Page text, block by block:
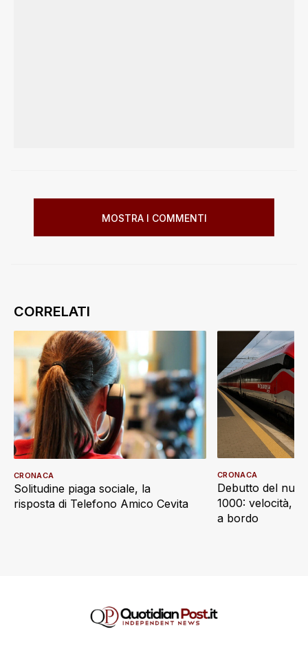
MOSTRA I COMMENTI
Solitudine piaga sociale, la
risposta di Telefono Amico Cevita
CRONACA
Debutto del
1000: velocità,
a bordo
CRONACA